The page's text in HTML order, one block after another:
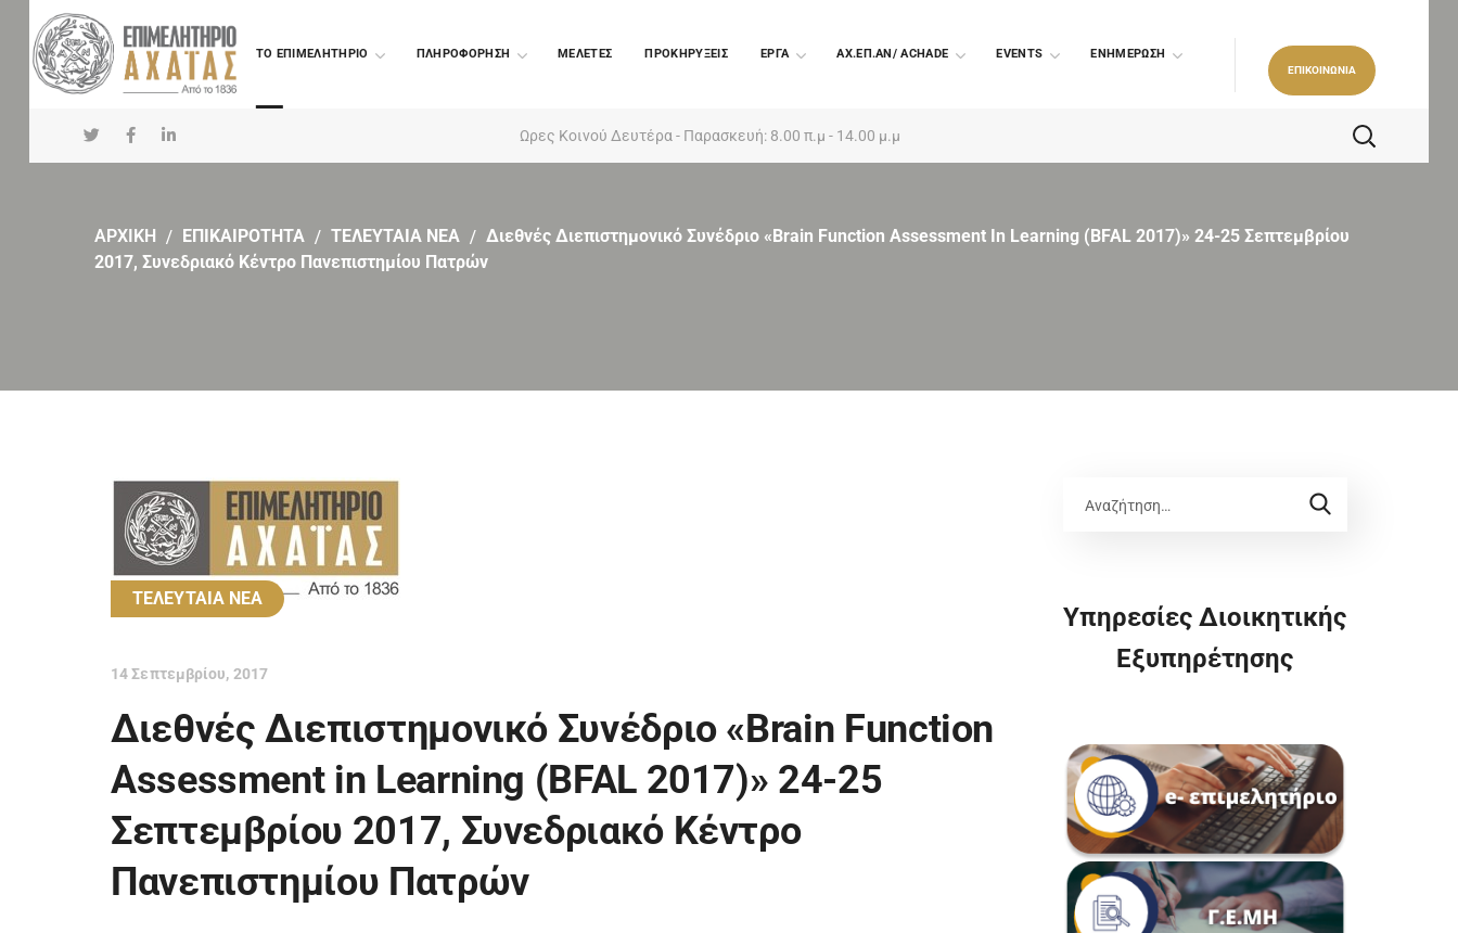
TO ΕΠΙΜΕΛΗΤΗΡΙΟ ΠΛΗΡΟΦΟΡΗΣΗ ΜΕΛΕΤΕΣ ΠΡΟΚΗΡΥΞΕΙΣ EΡΓΑ ΑΧ.ΕΠ.ΑΝ/ ACHADE EVENTS ΕΝΗΜΕΡΩΣΗ
ΕΠΙΚΟΙΝΩΝΙΑ
Ωρες Κοινού Δευτέρα - Παρασκευή: 8.00 π.μ - 14.00 μ.μ
ΑΡΧΙΚΗ ΕΠΙΚΑΙΡΟΤΗΤΑ ΤΕΛΕΥΤΑΙΑ ΝΕΑ
Διεθνές Διεπιστημονικό Συνέδριο «Brain Function Assessment In Learning (BFAL 2017)» 24-25 Σεπτεμβρίου
2017, Συνεδριακό Κέντρο Πανεπιστημίου Πατρών
ΤΕΛΕΥΤΑΙΑ ΝΕΑ
14 Σεπτεμβρίου, 2017
Διεθνές Διεπιστημονικό Συνέδριο «Brain Function
Assessment in Learning (BFAL 2017)» 24-25
Σεπτεμβρίου 2017, Συνεδριακό Κέντρο
Πανεπιστημίου Πατρών
Υπηρεσίες Διοικητικής
Εξυπηρέτησης